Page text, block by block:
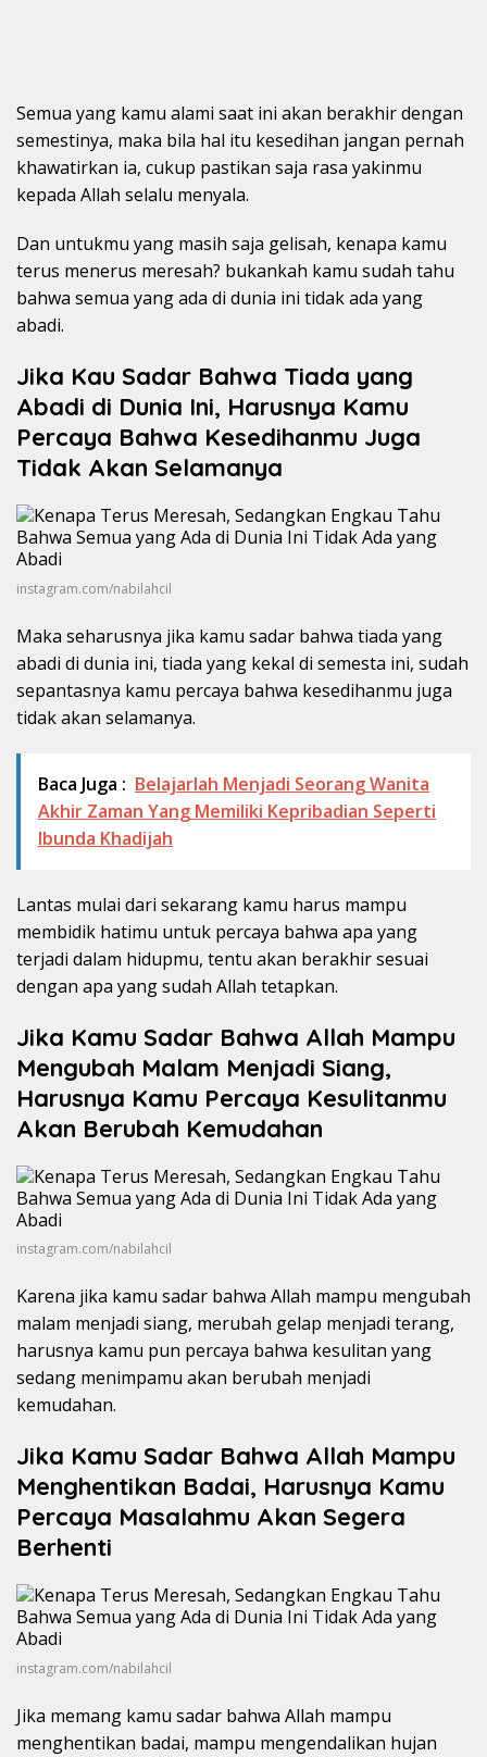
Semua yang kamu alami saat ini akan berakhir dengan
semestinya, maka bila hal itu kesedihan jangan pernah
khawatirkan ia, cukup pastikan saja rasa yakinmu
kepada Allah selalu menyala.
Dan untukmu yang masih saja gelisah, kenapa kamu
terus menerus meresah? bukankah kamu sudah tahu
bahwa semua yang ada di dunia ini tidak ada yang
abadi.
Jika Kau Sadar Bahwa Tiada yang
Abadi di Dunia Ini, Harusnya Kamu
Percaya Bahwa Kesedihanmu Juga
Tidak Akan Selamanya
instagram.com/nabilahcil
Maka seharusnya jika kamu sadar bahwa tiada yang
abadi di dunia ini, tiada yang kekal di semesta ini, sudah
sepantasnya kamu percaya bahwa kesedihanmu juga
tidak akan selamanya.
Baca Juga : Belajarlah Menjadi Seorang Wanita
Akhir Zaman Yang Memiliki Kepribadian Seperti
Ibunda Khadijah
Lantas mulai dari sekarang kamu harus mampu
membidik hatimu untuk percaya bahwa apa yang
terjadi dalam hidupmu, tentu akan berakhir sesuai
dengan apa yang sudah Allah tetapkan.
Jika Kamu Sadar Bahwa Allah Mampu
Mengubah Malam Menjadi Siang,
Harusnya Kamu Percaya Kesulitanmu
Akan Berubah Kemudahan
instagram.com/nabilahcil
Karena jika kamu sadar bahwa Allah mampu mengubah
malam menjadi siang, merubah gelap menjadi terang,
harusnya kamu pun percaya bahwa kesulitan yang
sedang menimpamu akan berubah menjadi
kemudahan.
Jika Kamu Sadar Bahwa Allah Mampu
Menghentikan Badai, Harusnya Kamu
Percaya Masalahmu Akan Segera
Berhenti
instagram.com/nabilahcil
Jika memang kamu sadar bahwa Allah mampu
menghentikan badai, mampu mengendalikan hujan